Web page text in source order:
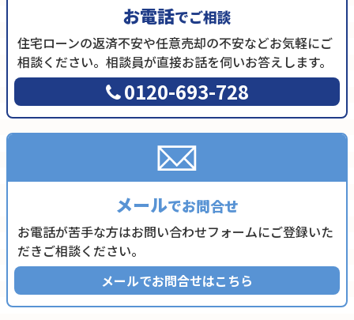
お電話でご相談
住宅ローンの返済不安や任意売却の不安などお気軽にご
相談ください。相談員が直接お話を伺いお答えします。
0120-693-728
メールでお問合せ
お電話が苦手な方はお問い合わせフォームにご登録いた
だきご相談ください。
メールでお問合せはこちら